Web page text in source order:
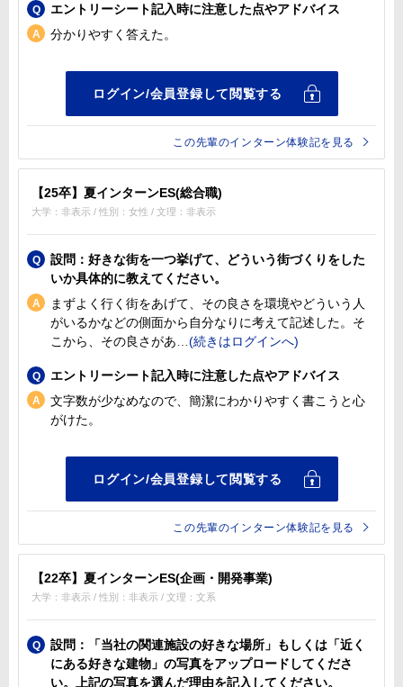
エントリーシート記入時に注意した点やアドバイス
分かりやすく答えた。
この先輩のインターン体験記を見る
【25卒】夏インターンES(総合職)
大学：非表示 / 性別：女性 / 文理：非表示
設問：好きな街を一つ挙げて、どういう街づくりをした
いか具体的に教えてください。
まずよく行く街をあげて、その良さを環境やどういう人
がいるかなどの側面から自分なりに考えて記述した。そ
こから、その良さがあ
エントリーシート記入時に注意した点やアドバイス
文字数が少なめなので、簡潔にわかりやすく書こうと心
がけた。
この先輩のインターン体験記を見る
【22卒】夏インターンES(企画・開発事業)
大学：非表示 / 性別：非表示 / 文理：文系
設問：「当社の関連施設の好きな場所」もしくは「近く
にある好きな建物」の写真をアップロードしてくださ
い。上記の写真を選んだ理由を記入してください。